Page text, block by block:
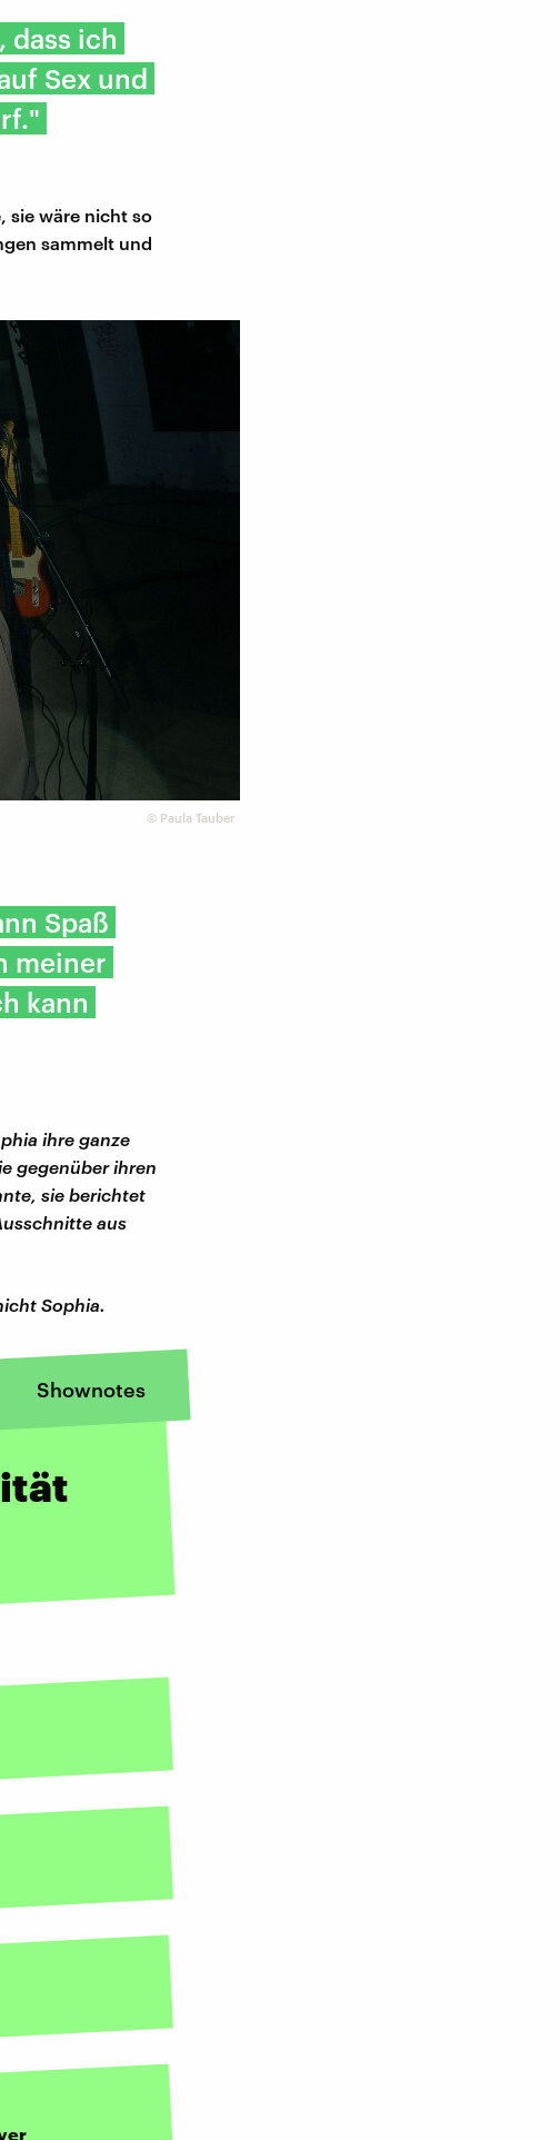
dass ich
Sex und
sie wäre nicht so
sammelt und
© Paula Tauber
Spaß
meiner
kann
ihre ganze
gegenüber ihren
sie berichtet
aus
Sophia.
Shownotes